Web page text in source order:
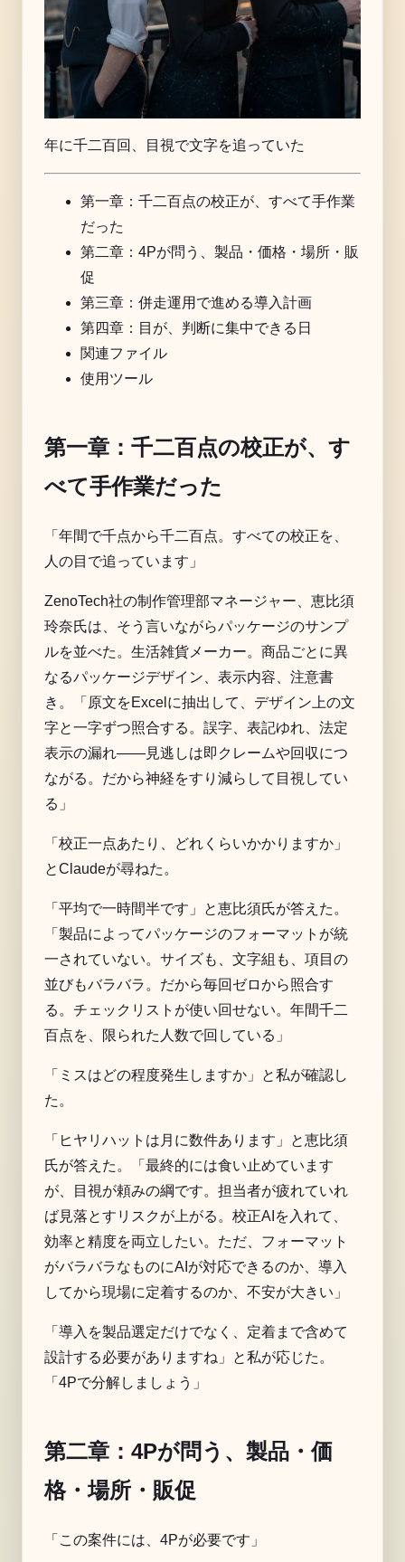
年に千二百回、目視で文字を追っていた
第一章：千二百点の校正が、すべて手作業
だった
第二章：4Pが問う、製品・価格・場所・販
促
第三章：併走運用で進める導入計画
第四章：目が、判断に集中できる日
関連ファイル
使用ツール
第一章：千二百点の校正が、す
べて手作業だった
「年間で千点から千二百点。すべての校正を、
人の目で追っています」
ZenoTech社の制作管理部マネージャー、恵比須
玲奈氏は、そう言いながらパッケージのサンプ
ルを並べた。生活雑貨メーカー。商品ごとに異
なるパッケージデザイン、表示内容、注意書
き。「原文をExcelに抽出して、デザイン上の文
字と一字ずつ照合する。誤字、表記ゆれ、法定
表示の漏れ——見逃しは即クレームや回収につ
ながる。だから神経をすり減らして目視してい
る」
「校正一点あたり、どれくらいかかりますか」
とClaudeが尋ねた。
「平均で一時間半です」と恵比須氏が答えた。
「製品によってパッケージのフォーマットが統
一されていない。サイズも、文字組も、項目の
並びもバラバラ。だから毎回ゼロから照合す
る。チェックリストが使い回せない。年間千二
百点を、限られた人数で回している」
「ミスはどの程度発生しますか」と私が確認し
た。
「ヒヤリハットは月に数件あります」と恵比須
氏が答えた。「最終的には食い止めています
が、目視が頼みの綱です。担当者が疲れていれ
ば見落とすリスクが上がる。校正AIを入れて、
効率と精度を両立したい。ただ、フォーマット
がバラバラなものにAIが対応できるのか、導入
してから現場に定着するのか、不安が大きい」
「導入を製品選定だけでなく、定着まで含めて
設計する必要がありますね」と私が応じた。
「4Pで分解しましょう」
第二章：4Pが問う、製品・価
格・場所・販促
「この案件には、4Pが必要です」